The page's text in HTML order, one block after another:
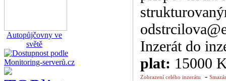
Inzerát do
plat: 15000
Zobrazení celého inzerátu -
Autopůjčovny ve
světě